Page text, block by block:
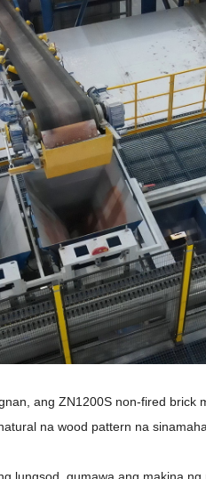
ang ZN1200S non-fired
na wood pattern na